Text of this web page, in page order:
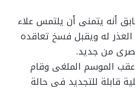
أنه يتمنى أن يلتمس علاء
العذر له ويقبل فسخ تعاقده
من جديد.
الموسم الملغى وقام
قابلة للتجديد فى حالة